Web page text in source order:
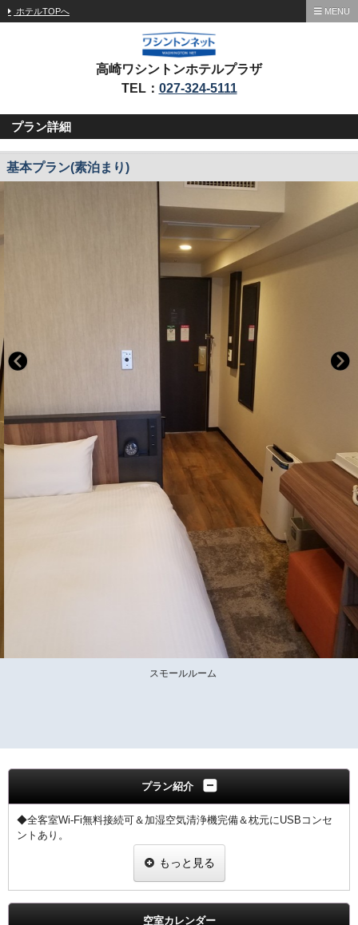
ホテルTOPへ MENU
高崎ワシントンホテルプラザ
TEL： 027-324-5111
プラン詳細
基本プラン(素泊まり)
スモールルーム
プラン紹介
◆全客室Wi-Fi無料接続可＆加湿空気清浄機完備＆枕元にUSBコンセ
ントあり。
◆館内コインランドリー完備で長期滞在にも便利。
もっと見る
空室カレンダー